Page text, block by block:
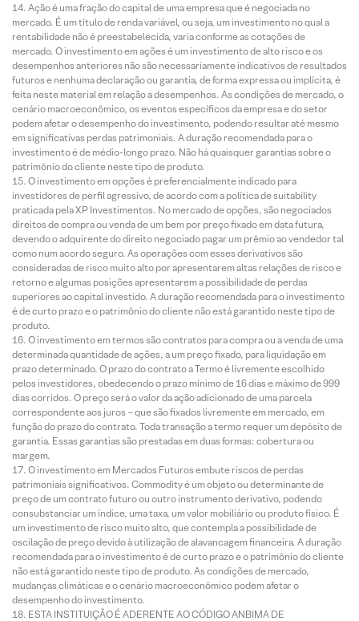
Ação é uma fração do capital de uma empresa que é negociada no
mercado. É um título de renda variável, ou seja, um investimento no qual a
rentabilidade não é preestabelecida, varia conforme as cotações de
mercado. O investimento em ações é um investimento de alto risco e os
desempenhos anteriores não são necessariamente indicativos de resultados
futuros e nenhuma declaração ou garantia, de forma expressa ou implícita, é
feita neste material em relação a desempenhos. As condições de mercado, o
cenário macroeconômico, os eventos específicos da empresa e do setor
podem afetar o desempenho do investimento, podendo resultar até mesmo
em significativas perdas patrimoniais. A duração recomendada para o
investimento é de médio-longo prazo. Não há quaisquer garantias sobre o
patrimônio do cliente neste tipo de produto.
O investimento em opções é preferencialmente indicado para
investidores de perfil agressivo, de acordo com a política de suitability
praticada pela XP Investimentos. No mercado de opções, são negociados
direitos de compra ou venda de um bem por preço fixado em data futura,
devendo o adquirente do direito negociado pagar um prêmio ao vendedor tal
como num acordo seguro. As operações com esses derivativos são
consideradas de risco muito alto por apresentarem altas relações de risco e
retorno e algumas posições apresentarem a possibilidade de perdas
superiores ao capital investido. A duração recomendada para o investimento
é de curto prazo e o patrimônio do cliente não está garantido neste tipo de
produto.
O investimento em termos são contratos para compra ou a venda de uma
determinada quantidade de ações, a um preço fixado, para liquidação em
prazo determinado. O prazo do contrato a Termo é livremente escolhido
pelos investidores, obedecendo o prazo mínimo de 16 dias e máximo de 999
dias corridos. O preço será o valor da ação adicionado de uma parcela
correspondente aos juros – que são fixados livremente em mercado, em
função do prazo do contrato. Toda transação a termo requer um depósito de
garantia. Essas garantias são prestadas em duas formas: cobertura ou
margem.
O investimento em Mercados Futuros embute riscos de perdas
patrimoniais significativos. Commodity é um objeto ou determinante de
preço de um contrato futuro ou outro instrumento derivativo, podendo
consubstanciar um índice, uma taxa, um valor mobiliário ou produto físico. É
um investimento de risco muito alto, que contempla a possibilidade de
oscilação de preço devido à utilização de alavancagem financeira. A duração
recomendada para o investimento é de curto prazo e o patrimônio do cliente
não está garantido neste tipo de produto. As condições de mercado,
mudanças climáticas e o cenário macroeconômico podem afetar o
desempenho do investimento.
ESTA INSTITUIÇÃO É ADERENTE AO CÓDIGO ANBIMA DE